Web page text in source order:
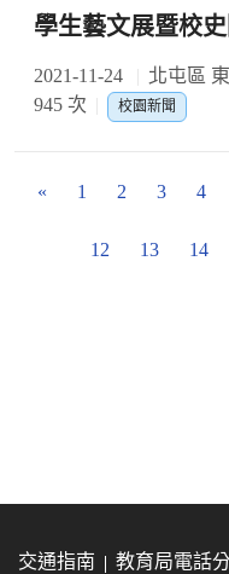
學生藝文展暨校
2021-11-24 北屯區
945 次
校園新聞
« 1 2 3 4
12 13 14
交通指南 教育局電話